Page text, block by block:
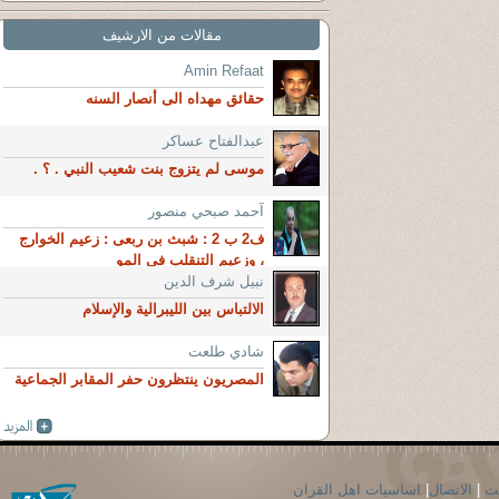
مقالات من الارشيف
Amin Refaat
حقائق مهداه الى أنصار السنه
عبدالفتاح عساكر
موسى لم يتزوج بنت شعيب النبي . ؟ .
آحمد صبحي منصور
ف2 ب 2 : شبث بن ربعى : زعيم الخوارج
، وزعيم التنقلب فى المو
نبيل شرف الدين
الالتباس بين الليبرالية والإسلام
شادي طلعت
المصريون ينتظرون حفر المقابر الجماعية
الاتصال اساسيات اهل القران